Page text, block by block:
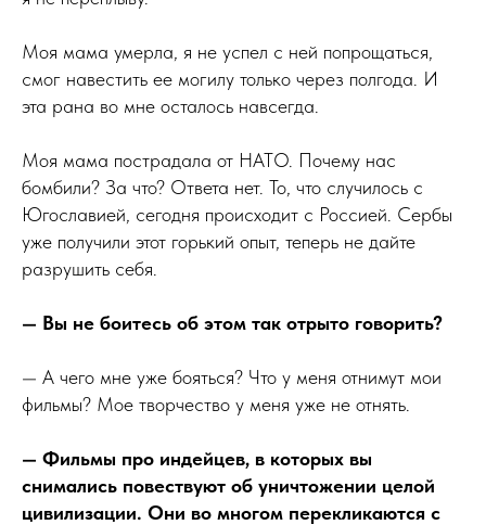
Моя мама умерла, я не успел с ней попрощаться,
смог навестить ее могилу только через полгода. И
эта рана во мне осталось навсегда.
Моя мама пострадала от НАТО. Почему нас
бомбили? За что? Ответа нет. То, что случилось с
Югославией, сегодня происходит с Россией. Сербы
уже получили этот горький опыт, теперь не дайте
разрушить себя.
— Вы не боитесь об этом так отрыто говорить?
— А чего мне уже бояться? Что у меня отнимут мои
фильмы? Мое творчество у меня уже не отнять.
— Фильмы про индейцев, в которых вы
снимались повествуют об уничтожении целой
цивилизации. Они во многом перекликаются с